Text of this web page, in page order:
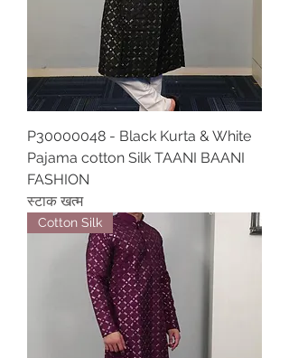
P30000048 - Black Kurta & White
Pajama cotton Silk TAANI BAANI
FASHION
स्टाक खत्म
Cotton Silk